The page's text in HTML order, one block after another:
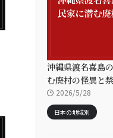
沖縄県渡名喜島
む廃村の怪異と
2026/5/28
日本の地域別